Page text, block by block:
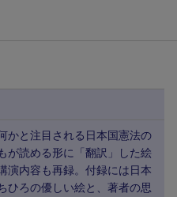
かと注目される日本国憲法の
が読める形に「翻訳」した絵
演内容も再録。付録には日本
ひろの優しい絵と、著者の思